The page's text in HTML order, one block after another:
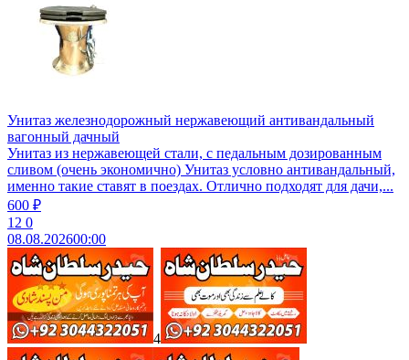
Унитаз железнодорожный нержавеющий антивандальный
вагонный дачный
Унитаз из нержавеющей стали, с педальным дозированным
сливом (очень экономично) Унитаз условно антивандальный,
именно такие ставят в поездах. Отлично подходят для дачи,...
600 ₽
12 0
08.08.202600:00
4